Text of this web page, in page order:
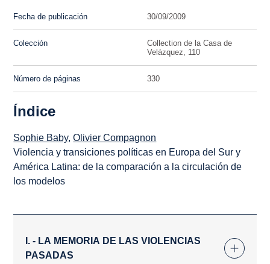
Fecha de publicación 30/09/2009
Colección
Collection de la Casa de
Velázquez, 110
Número de páginas 330
Índice
Sophie Baby,Olivier Compagnon
Violencia y transiciones políticas en Europa del Sur y
América Latina: de la comparación a la circulación de
los modelos
I. - LA MEMORIA DE LAS VIOLENCIAS
PASADAS